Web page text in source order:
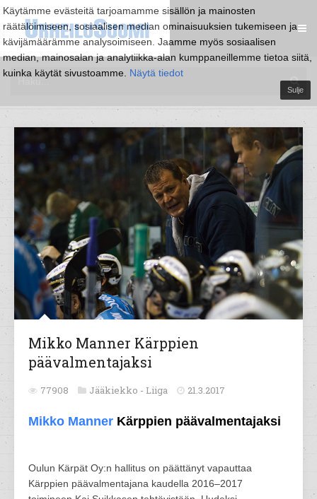
Käytämme evästeitä tarjoamamme sisällön ja mainosten
räätälöimiseen, sosiaalisen median ominaisuuksien tukemiseen ja
kävijämäärämme analysoimiseen. Jaamme myös sosiaalisen
median, mainosalan ja analytiikka-alan kumppaneillemme tietoa siitä,
kuinka käytät sivustoamme. Näytä tiedot
Sulje
Mikko Manner Kärppien
päävalmentajaksi
77908 Jääkiekko - Liiga 21.3.2017
Mikko Manner Kärppien päävalmentajaksi
Oulun Kärpät Oy:n hallitus on päättänyt vapauttaa
Kärppien päävalmentajana kaudella 2016–2017